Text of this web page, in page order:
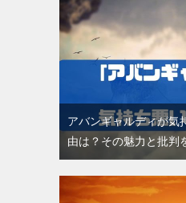
アバンギャルディが気
由は？その魅力と批判